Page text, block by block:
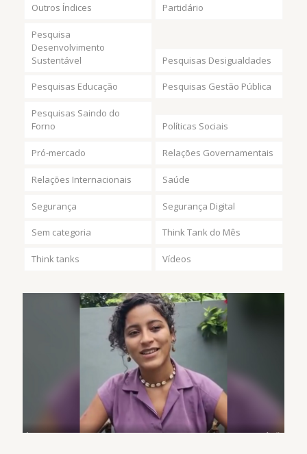
Outros Índices Partidário
Pesquisa
Desenvolvimento
Sustentável
Pesquisas Desigualdades
Pesquisas Educação Pesquisas Gestão Pública
Pesquisas Saindo do
Forno
Políticas Sociais
Pró-mercado Relações Governamentais
Relações Internacionais Saúde
Segurança Segurança Digital
Sem categoria Think Tank do Mês
Think tanks Vídeos